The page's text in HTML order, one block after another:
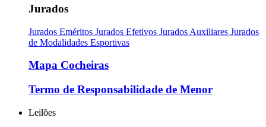
Jurados
Jurados Eméritos Jurados Efetivos Jurados Auxiliares Jurados
de Modalidades Esportivas
Mapa Cocheiras
Termo de Responsabilidade de Menor
Leilões